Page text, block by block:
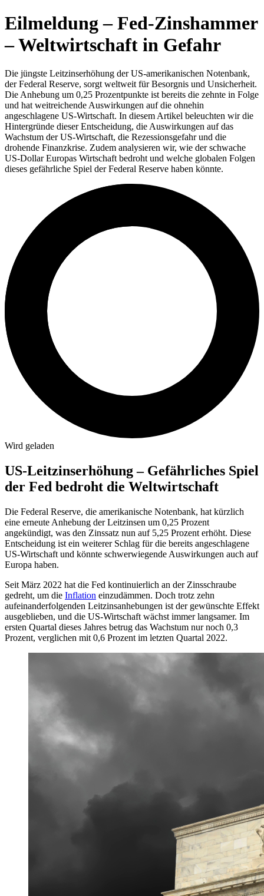
Eilmeldung – Fed-Zinshammer
– Weltwirtschaft in Gefahr
Die jüngste Leitzinserhöhung der US-amerikanischen Notenbank,
der Federal Reserve, sorgt weltweit für Besorgnis und Unsicherheit.
Die Anhebung um 0,25 Prozentpunkte ist bereits die zehnte in Folge
und hat weitreichende Auswirkungen auf die ohnehin
angeschlagene US-Wirtschaft. In diesem Artikel beleuchten wir die
Hintergründe dieser Entscheidung, die Auswirkungen auf das
Wachstum der US-Wirtschaft, die Rezessionsgefahr und die
drohende Finanzkrise. Zudem analysieren wir, wie der schwache
US-Dollar Europas Wirtschaft bedroht und welche globalen Folgen
dieses gefährliche Spiel der Federal Reserve haben könnte.
Wird geladen
US-Leitzinserhöhung – Gefährliches Spiel
der Fed bedroht die Weltwirtschaft
Die Federal Reserve, die amerikanische Notenbank, hat kürzlich
eine erneute Anhebung der Leitzinsen um 0,25 Prozent
angekündigt, was den Zinssatz nun auf 5,25 Prozent erhöht. Diese
Entscheidung ist ein weiterer Schlag für die bereits angeschlagene
US-Wirtschaft und könnte schwerwiegende Auswirkungen auch auf
Europa haben.
Seit März 2022 hat die Fed kontinuierlich an der Zinsschraube
gedreht, um die Inflation einzudämmen. Doch trotz zehn
aufeinanderfolgenden Leitzinsanhebungen ist der gewünschte Effekt
ausgeblieben, und die US-Wirtschaft wächst immer langsamer. Im
ersten Quartal dieses Jahres betrug das Wachstum nur noch 0,3
Prozent, verglichen mit 0,6 Prozent im letzten Quartal 2022.